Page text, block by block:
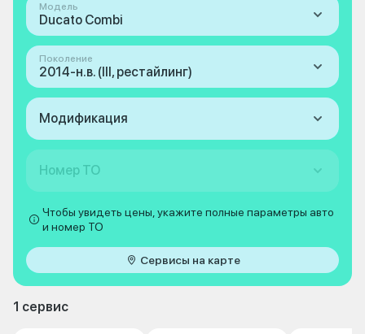
Модель
Ducato Combi
Поколение
2014-н.в. (III, рестайлинг)
Модификация
Номер ТО
Чтобы увидеть цены, укажите полные параметры авто
и номер ТО
Сервисы на карте
1 сервис